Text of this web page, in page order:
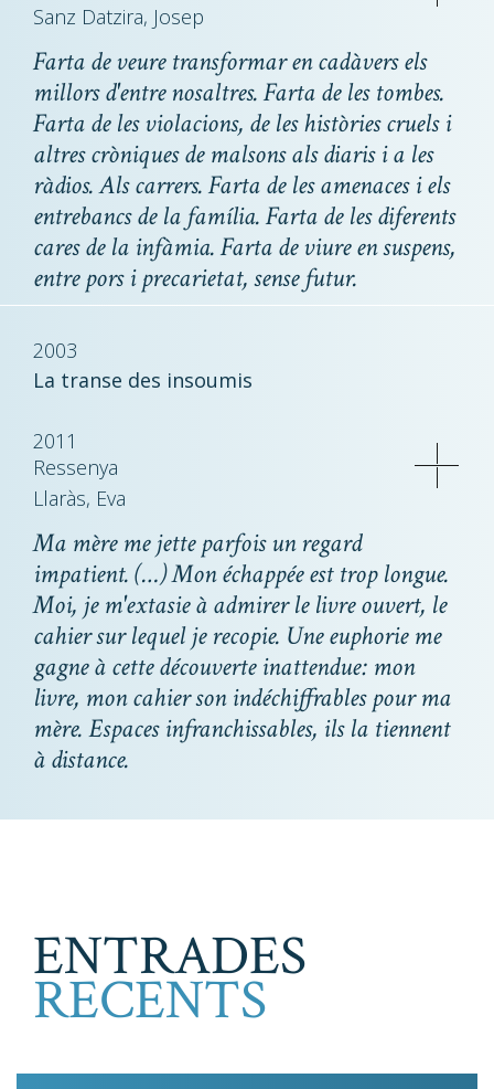
Sanz Datzira, Josep
Farta de veure transformar en cadàvers els
millors d'entre nosaltres. Farta de les tombes.
Farta de les violacions, de les històries cruels i
altres cròniques de malsons als diaris i a les
ràdios. Als carrers. Farta de les amenaces i els
entrebancs de la família. Farta de les diferents
cares de la infàmia. Farta de viure en suspens,
entre pors i precarietat, sense futur.
2003
La transe des insoumis
2011
Ressenya
Llaràs, Eva
Ma mère me jette parfois un regard
impatient. (…) Mon échappée est trop longue.
Moi, je m'extasie à admirer le livre ouvert, le
cahier sur lequel je recopie. Une euphorie me
gagne à cette découverte inattendue: mon
livre, mon cahier son indéchiffrables pour ma
mère. Espaces infranchissables, ils la tiennent
à distance.
ENTRADES
RECENTS